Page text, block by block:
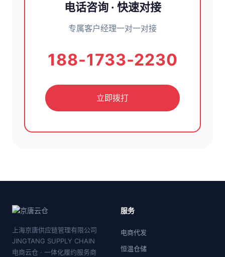
电话咨询 · 快速对接
专属客户经理一对一对接
188-1733-2230
立即拨打
上海京唐供应链管理有限公司
JINGTANG SUPPLY CHAIN
电商云仓 · 一体化履约服务商
服务
电商代发
恒温仓储